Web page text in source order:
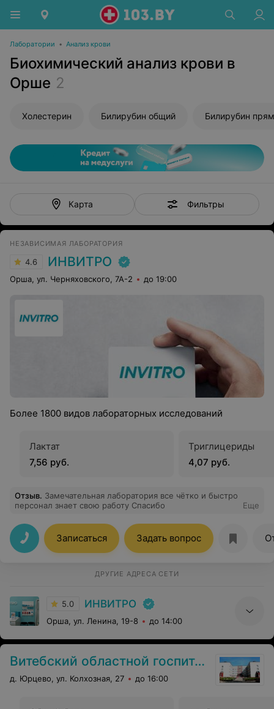
Лаборатории • Анализ крови
Биохимический анализ крови в
Орше 2
Холестерин Билирубин общий Билирубин
Карта Фильтры
НЕЗАВИСИМАЯ ЛАБОРАТОРИЯ
4.6 ИНВИТРО
Орша, ул. Черняховского, 7А-2 до 19:00
Более 1800 видов лабораторных исследований
Лактат
7,56 руб.
Триглицериды
4,07 руб.
Отзыв. Замечательная лаборатория все чётко и быстро
персонал знает свою работу Спасибо
Еще
Записаться Задать вопрос
ДРУГИЕ АДРЕСА СЕТИ
5.0 ИНВИТРО
Орша, ул. Ленина, 19-8 до 14:00
Витебский областной госпиталь инвалидов ВОВ «Юрцево»
д. Юрцево, ул. Колхозная, 27 до 16:00